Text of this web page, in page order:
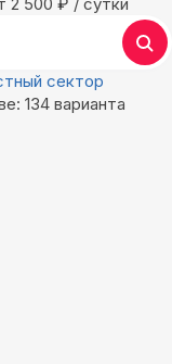
сектор
134 варианта